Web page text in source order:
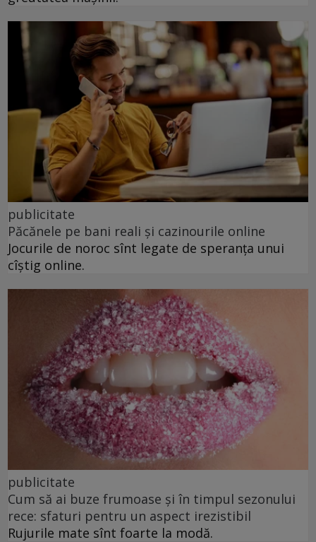
publicitate
Păcănele pe bani reali și cazinourile online
Jocurile de noroc sînt legate de speranța unui
cîștig online.
publicitate
Cum să ai buze frumoase şi în timpul sezonului
rece: sfaturi pentru un aspect irezistibil
Rujurile mate sînt foarte la modă.